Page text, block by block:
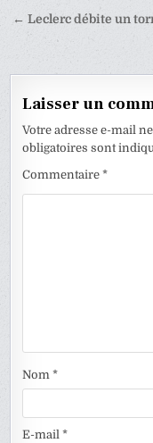
l’article
← Leclerc débite un
Laisser un
Votre adresse e-mail
obligatoires sont
Commentaire*
Nom*
E-mail*